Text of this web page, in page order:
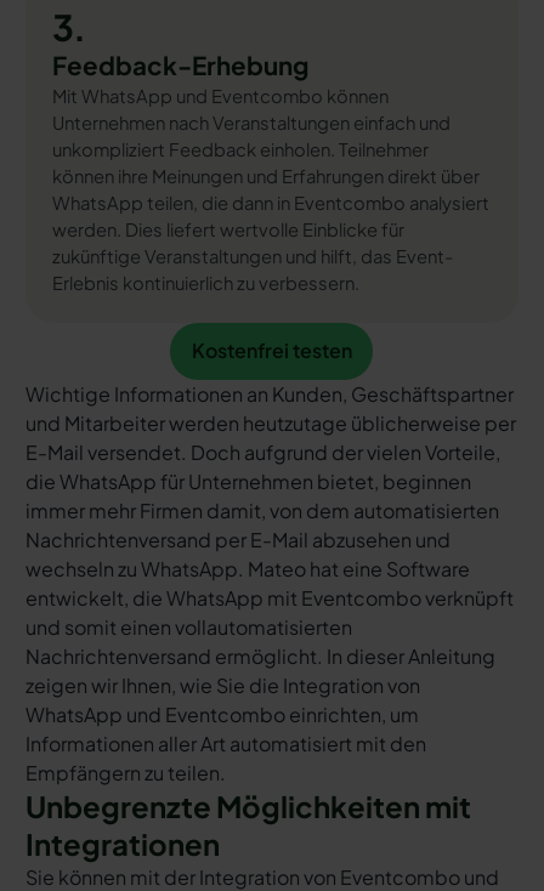
3.
Feedback-Erhebung
Mit WhatsApp und Eventcombo können
Unternehmen nach Veranstaltungen einfach und
unkompliziert Feedback einholen. Teilnehmer
können ihre Meinungen und Erfahrungen direkt über
WhatsApp teilen, die dann in Eventcombo analysiert
werden. Dies liefert wertvolle Einblicke für
zukünftige Veranstaltungen und hilft, das Event-
Erlebnis kontinuierlich zu verbessern.
Kostenfrei testen
Kostenfrei testen
Wichtige Informationen an Kunden, Geschäftspartner
und Mitarbeiter werden heutzutage üblicherweise per
E-Mail versendet. Doch aufgrund der vielen Vorteile,
die WhatsApp für Unternehmen bietet, beginnen
immer mehr Firmen damit, von dem automatisierten
Nachrichtenversand per E-Mail abzusehen und
wechseln zu WhatsApp. Mateo hat eine Software
entwickelt, die WhatsApp mit Eventcombo verknüpft
und somit einen vollautomatisierten
Nachrichtenversand ermöglicht. In dieser Anleitung
zeigen wir Ihnen, wie Sie die Integration von
WhatsApp und Eventcombo einrichten, um
Informationen aller Art automatisiert mit den
Empfängern zu teilen.
Unbegrenzte Möglichkeiten mit
Integrationen
Sie können mit der Integration von Eventcombo und